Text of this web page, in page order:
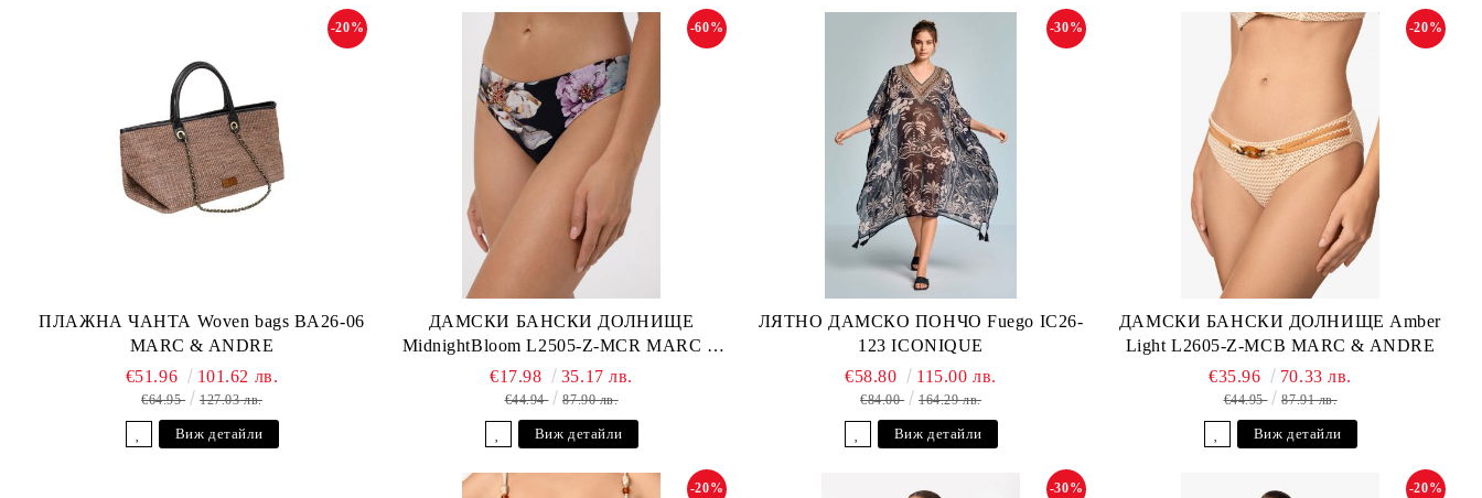
ПЛАЖНА ЧАНТА Woven bags BA26-06
MARC & ANDRE
-20%
€51.96 101.62 лв.
€64.95 127.03 лв.
Виж детайли
ДАМСКИ БАНСКИ ДОЛНИЩЕ
MidnightBloom L2505-Z-MCR MARC &
ANDRE
-60%
€17.98 35.17 лв.
€44.94 87.90 лв.
Виж детайли
ЛЯТНО ДАМСКО ПОНЧО Fuego IC26-
123 ICONIQUE
-30%
€58.80 115.00 лв.
€84.00 164.29 лв.
Виж детайли
ДАМСКИ БАНСКИ ДОЛНИЩЕ Amber
Light L2605-Z-MCB MARC & ANDRE
-20%
€35.96 70.33 лв.
€44.95 87.91 лв.
Виж детайли
-20% -30% -20%